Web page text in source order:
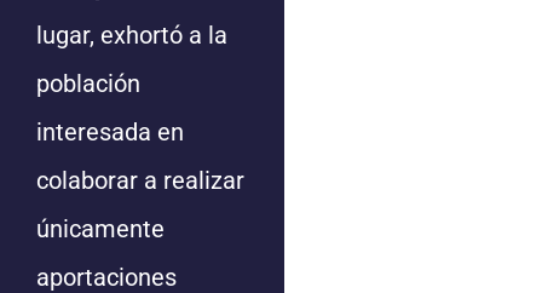
lugar, exhortó a la
población
interesada en
colaborar a realizar
únicamente
aportaciones